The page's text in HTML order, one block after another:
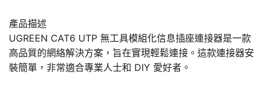
產品描述
UGREEN CAT6 UTP 無工具模組化信息插座連接器是一款
高品質的網絡解決方案，旨在實現輕鬆連接。這款連接器安
裝簡單，非常適合專業人士和 DIY 愛好者。